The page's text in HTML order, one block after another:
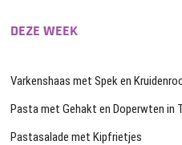
DEZE WEEK
Varkenshaas met Spek en
Pasta met Gehakt en Doperwten in
Pastasalade met Kipfrietjes